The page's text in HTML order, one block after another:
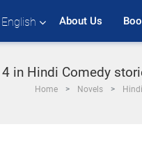
English About Us
in Hindi Comedy
Home Novels